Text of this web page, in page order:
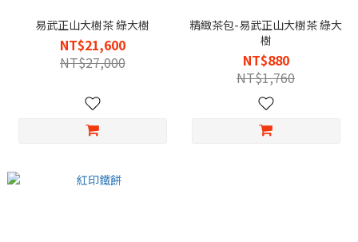
易武正山大樹茶 綠大樹
NT$21,600
NT$27,000
精緻茶包-易武正山大樹茶 綠大
樹
NT$880
NT$1,760